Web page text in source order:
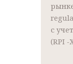
с
(RPI -